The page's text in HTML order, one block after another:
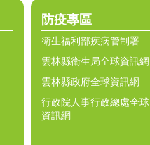
防疫專區
衛生福利部疾病管制署
雲林縣衛生局全球資訊網
雲林縣政府全球資訊網
行政院人事行政總處全球
資訊網